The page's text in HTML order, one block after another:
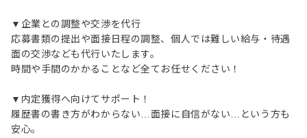
▼企業との調整や交渉を代行
応募書類の提出や面接日程の調整、個人では難しい給与・待遇
面の交渉なども代行いたします。
時間や手間のかかることなど全てお任せください！
▼内定獲得へ向けてサポート！
履歴書の書き方がわからない…面接に自信がない…という方も
安心。